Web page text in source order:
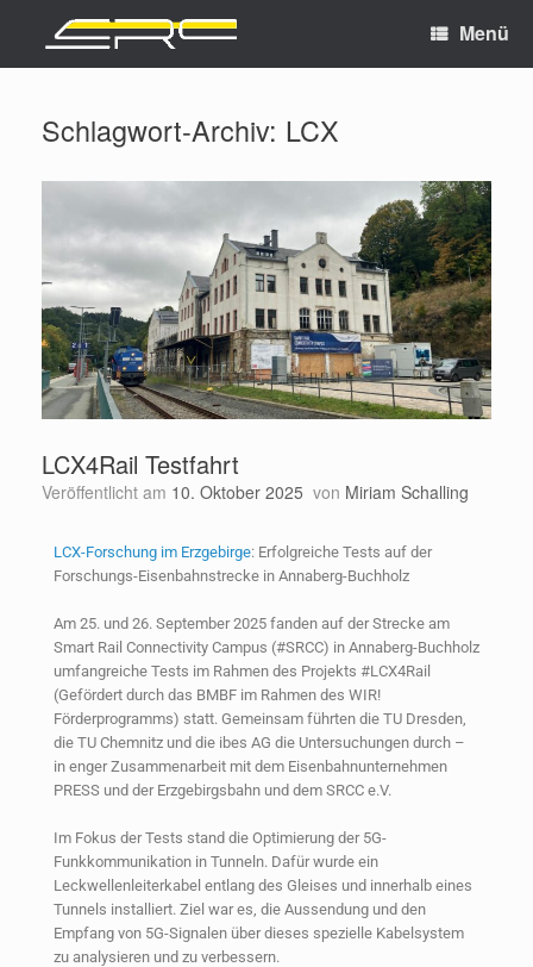
Menü
Schlagwort-Archiv: LCX
LCX4Rail Testfahrt
Veröffentlicht am 10. Oktober 2025 von Miriam Schalling
LCX-Forschung im Erzgebirge: Erfolgreiche Tests auf der
Forschungs-Eisenbahnstrecke in Annaberg-Buchholz
Am 25. und 26. September 2025 fanden auf der Strecke am
Smart Rail Connectivity Campus (#SRCC) in Annaberg-Buchholz
umfangreiche Tests im Rahmen des Projekts #LCX4Rail
(Gefördert durch das BMBF im Rahmen des WIR!
Förderprogramms) statt. Gemeinsam führten die TU Dresden,
die TU Chemnitz und die ibes AG die Untersuchungen durch –
in enger Zusammenarbeit mit dem Eisenbahnunternehmen
PRESS und der Erzgebirgsbahn und dem SRCC e.V.
Im Fokus der Tests stand die Optimierung der 5G-
Funkkommunikation in Tunneln. Dafür wurde ein
Leckwellenleiterkabel entlang des Gleises und innerhalb eines
Tunnels installiert. Ziel war es, die Aussendung und den
Empfang von 5G-Signalen über dieses spezielle Kabelsystem
zu analysieren und zu verbessern.